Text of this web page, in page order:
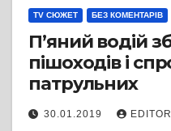
TV СЮЖЕТ БЕЗ КОМЕНТАРІВ
П’яний водій
пішоходів і
патрульних
30.01.2019 EDITOR